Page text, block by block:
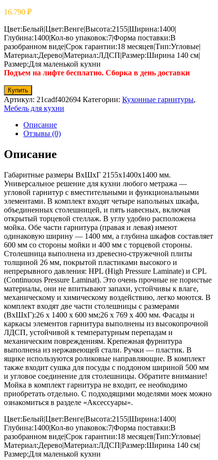
16.790 ₽
Цвет:Белый|Цвет:Венге|Высота:2155|Ширина:1400|
Глубина:1400|Кол-во упаковок:7|Форма поставки:В
разобранном виде|Срок гарантии:18 месяцев|Тип:Угловые|
Материал:Дерево|Материал:ЛДСП|Размер:Ширина 140 см|
Размер:Для маленькой кухни
Подъем на лифте бесплатно. Сборка в день доставки
Купить
Артикул: 21cadf402694 Категории: Кухонные гарнитуры,
Мебель для кухни
Описание
Отзывы (0)
Описание
Габаритные размеры ВхШхГ 2155x1400x1400 мм.
Универсальное решение для кухни любого метража —
угловой гарнитур с вместительными и функциональными
элементами. В комплект входят четыре напольных шкафа,
объединенных столешницей, и пять навесных, включая
открытый торцевой стеллаж. В углу удобно расположена
мойка. Обе части гарнитура (правая и левая) имеют
одинаковую ширину — 1400 мм, а глубина шкафов составляет
600 мм со стороны мойки и 400 мм с торцевой стороны.
Столешница выполнена из древесно-стружечной плиты
толщиной 26 мм, покрытой пластиками высокого и
непрерывного давления: HPL (High Pressure Laminate) и CPL
(Continuous Pressure Laminat). Это очень прочные не пористые
материалы, они не впитывают запахи, устойчивы к влаге,
механическому и химическому воздействию, легко моются. В
комплект входят две части столешницы с размерами
(ВхШхГ):26 х 1400 х 600 мм;26 х 769 х 400 мм. Фасады и
каркасы элементов гарнитура выполнены из высокопрочной
ЛДСП, устойчивой к температурным перепадам и
механическим повреждениям. Крепежная фурнитура
выполнена из нержавеющей стали. Ручки — пластик. В
ящике используются роликовые направляющие. В комплект
также входит сушка для посуды с поддоном шириной 500 мм
и угловое соединение для столешницы. Обратите внимание!
Мойка в комплект гарнитура не входит, ее необходимо
приобретать отдельно. С подходящими моделями моек можно
ознакомиться в разделе «Аксессуары».
Цвет:Белый|Цвет:Венге|Высота:2155|Ширина:1400|
Глубина:1400|Кол-во упаковок:7|Форма поставки:В
разобранном виде|Срок гарантии:18 месяцев|Тип:Угловые|
Материал:Дерево|Материал:ЛДСП|Размер:Ширина 140 см|
Размер:Для маленькой кухни